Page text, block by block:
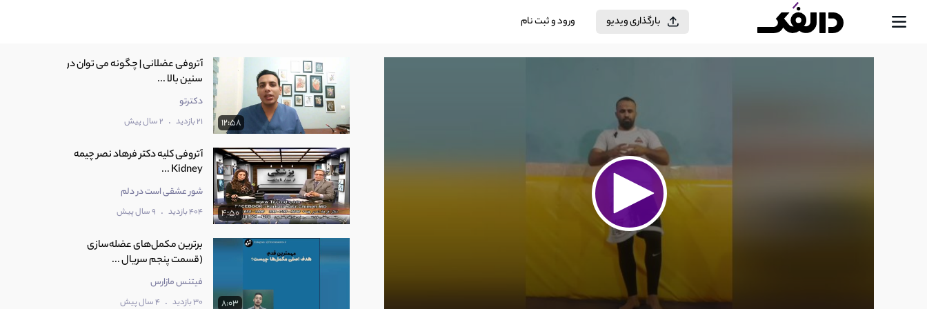
بارگذاری ویدیو ورود و ثبت نام
12:58
آتروفی عضلانی | چگونه می توان در
سنین بالا ...
دکترتو
21 بازدید . 2 سال پیش
4:50
‫آتروفی کلیه دکتر فرهاد نصر چیمه
Kidney ...
شور عشقی است در دلم
404 بازدید . 9 سال پیش
8:03
برترین مکمل‌های عضله‌سازی
(قسمت پنجم سریال ...
فیتنس مازارس
30 بازدید . 4 سال پیش